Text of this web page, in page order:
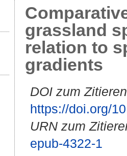
grassland
relation to
gradients
DOI zum
https://doi.org/
URN zum
epub-4322-1